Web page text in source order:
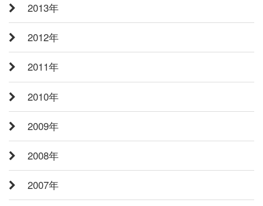
2013年
2012年
2011年
2010年
2009年
2008年
2007年